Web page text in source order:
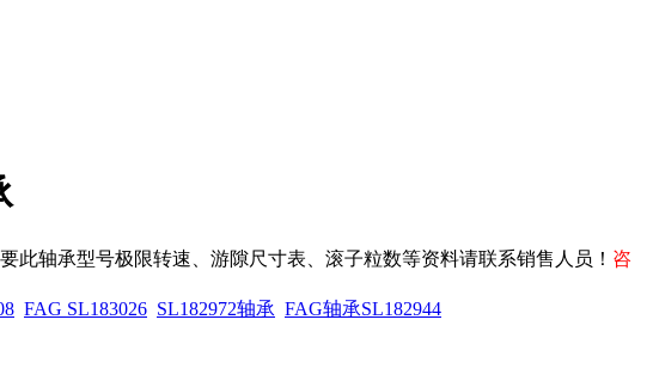
轴承型号极限转速、游隙尺寸表、滚子粒数等资料请联系销售人员！ 咨
FAG SL183026 SL182972轴承 FAG轴承SL182944